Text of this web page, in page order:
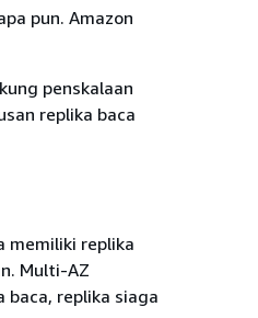
pun. Amazon
penskalaan
replika baca
memiliki replika
Multi-AZ
replika siaga